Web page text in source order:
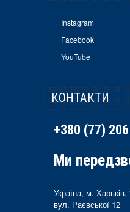
Instagram
Facebook
YouTube
КОНТАКТИ
+380 (77)
Ми
Україна, м.
вул. Раєвської 12